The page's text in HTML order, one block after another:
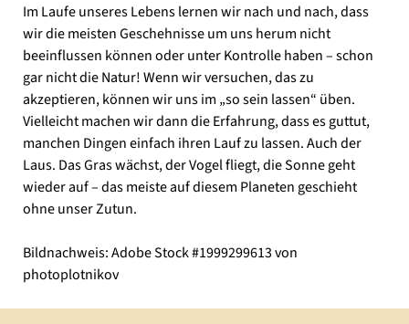
Im Laufe unseres Lebens lernen wir nach und nach, dass
wir die meisten Geschehnisse um uns herum nicht
beeinflussen können oder unter Kontrolle haben – schon
gar nicht die Natur! Wenn wir versuchen, das zu
akzeptieren, können wir uns im „so sein lassen“ üben.
Vielleicht machen wir dann die Erfahrung, dass es guttut,
manchen Dingen einfach ihren Lauf zu lassen. Auch der
Laus. Das Gras wächst, der Vogel fliegt, die Sonne geht
wieder auf – das meiste auf diesem Planeten geschieht
ohne unser Zutun.
Bildnachweis: Adobe Stock #1999299613 von
photoplotnikov